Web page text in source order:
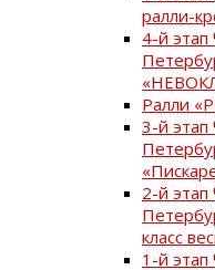
ралли-
4-й
Ралли
3-й этап
2-й
класс
1-й